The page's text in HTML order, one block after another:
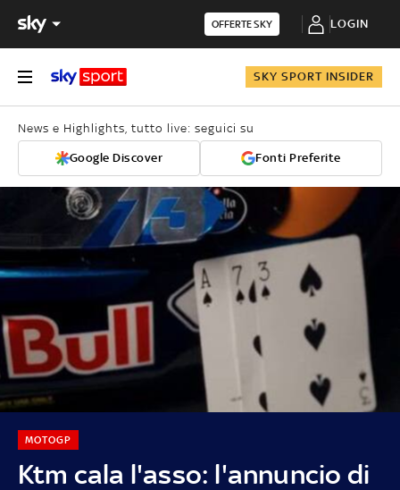
OFFERTE SKY LOGIN
SKY SPORT INSIDER
News e Highlights, tutto live: seguici su
Google Discover Fonti Preferite
Ktm cala l'asso: l'annuncio di
MOTOGP